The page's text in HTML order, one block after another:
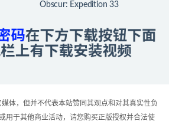
Obscur: Expedition 33
体，但并不代表本站赞同其观点和对其真实性负
用于其他商业活动，请您购买正版授权并合法使